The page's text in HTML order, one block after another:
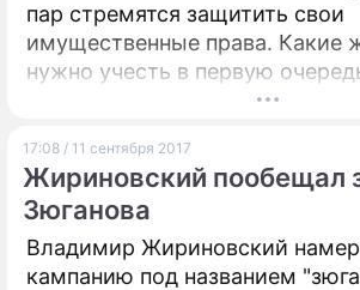
пар стремятся защитить свои
имущественные права. Какие
нужно учесть в первую
17:08 / 11 сентября 2017
Жириновский пообещал
Зюганова
Владимир Жириновский
кампанию под названием